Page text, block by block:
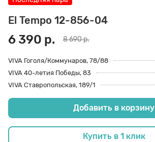
El Tempo 12-856-04
6 390 р. 8 690 р.
VIVA Гоголя/Коммунаров, 78/88
VIVA 40-летия Победы, 83
VIVA Ставропольская, 189/1
Добавить в корзину
Купить в 1 клик
70 den
Подпяточники
Пропитка